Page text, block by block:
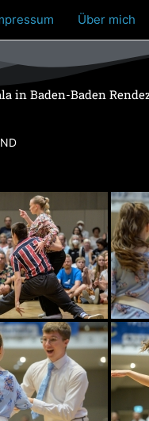
Über mich
in Baden-Baden